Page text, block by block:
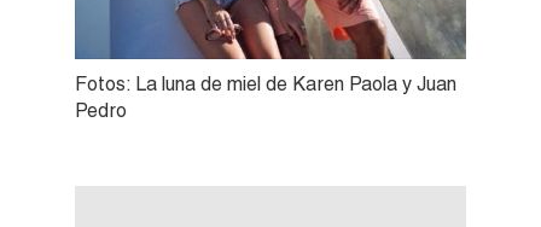
Fotos: La luna de miel de Karen Paola y Juan
Pedro